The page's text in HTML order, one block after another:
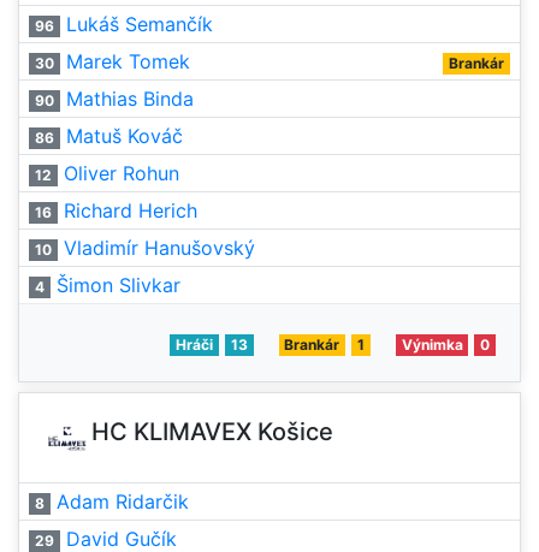
96 Lukáš Semančík
30 Marek Tomek Brankár
90 Mathias Binda
86 Matuš Kováč
12 Oliver Rohun
16 Richard Herich
10 Vladimír Hanušovský
4 Šimon Slivkar
Hráči 13 Brankár 1 Výnimka 0
HC KLIMAVEX Košice
8 Adam Ridarčik
29 David Gučík